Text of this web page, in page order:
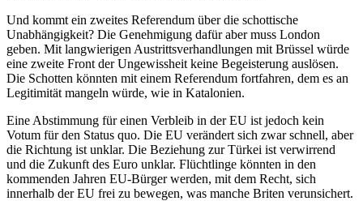
Und kommt ein zweites Referendum über die schottische
Unabhängigkeit? Die Genehmigung dafür aber muss London
geben. Mit langwierigen Austrittsverhandlungen mit Brüssel würde
eine zweite Front der Ungewissheit keine Begeisterung auslösen.
Die Schotten könnten mit einem Referendum fortfahren, dem es an
Legitimität mangeln würde, wie in Katalonien.
Eine Abstimmung für einen Verbleib in der EU ist jedoch kein
Votum für den Status quo. Die EU verändert sich zwar schnell, aber
die Richtung ist unklar. Die Beziehung zur Türkei ist verwirrend
und die Zukunft des Euro unklar. Flüchtlinge könnten in den
kommenden Jahren EU-Bürger werden, mit dem Recht, sich
innerhalb der EU frei zu bewegen, was manche Briten verunsichert.